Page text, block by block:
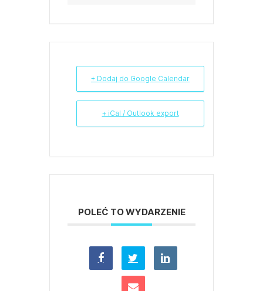
+ Dodaj do Google Calendar
+ iCal / Outlook export
POLEĆ TO WYDARZENIE